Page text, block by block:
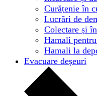
Curățenie în
Lucrări de
Colectare și
Hamali
Hamali la
Evacuare deșeuri